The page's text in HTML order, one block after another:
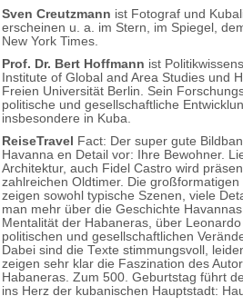
Sven Creutzmann ist Fotograf und
erscheinen u. a. im Stern, im Spiegel,
New York Times.
Prof. Dr. Bert Hoffmann ist
Institute of Global and Area Studies und
Freien Universität Berlin. Sein
politische und gesellschaftliche
insbesondere in Kuba.
ReiseTravel
Fact: Der super gute
Havanna en Detail vor: Ihre Bewohner.
Architektur, auch Fidel Castro wird
zahlreichen Oldtimer. Die
zeigen sowohl typische Szenen, viele
man mehr über die Geschichte
Mentalität der Habaneras, über
politischen und gesellschaftlichen
Dabei sind die Texte stimmungsvoll,
zeigen sehr klar die Faszination des
Habaneras. Zum 500. Geburtstag führt
ins Herz der kubanischen Hauptstadt: